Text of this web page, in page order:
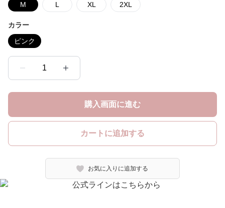
M L XL 2XL
カラー
ピンク
1
購入画面に進む
カートに追加する
お気に入りに追加する